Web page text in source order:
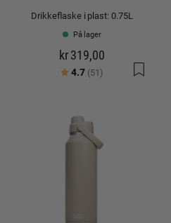
Drikkeflaske i plast: 0.75L
På lager
kr 319,00
Karakter:
4.7 (51) av 5 mulige